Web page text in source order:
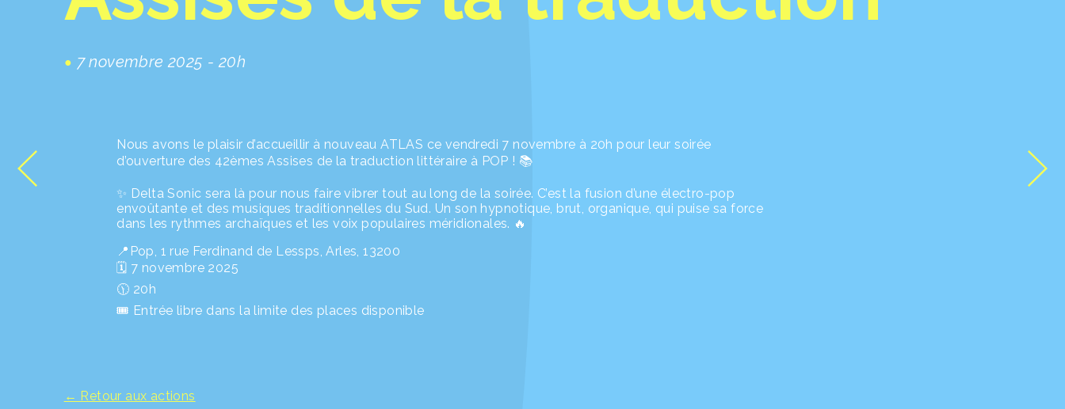
7 novembre 2025 - 20h
Nous avons le plaisir d’accueillir à nouveau ATLAS ce vendredi 7 novembre à 20h pour leur soirée
d’ouverture des 42èmes Assises de la traduction littéraire à POP ! 📚
✨ Delta Sonic sera là pour nous faire vibrer tout au long de la soirée. C’est la fusion d’une électro-pop
envoûtante et des musiques traditionnelles du Sud. Un son hypnotique, brut, organique, qui puise sa force
dans les rythmes archaïques et les voix populaires méridionales. 🔥
📍Pop, 1 rue Ferdinand de Lessps, Arles, 13200
🗓️ 7 novembre 2025
🕦 20h
🎟️ Entrée libre dans la limite des places disponible
← Retour aux actions